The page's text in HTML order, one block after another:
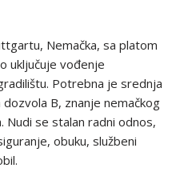
Nemačka, sa platom
uključuje vođenje
Potrebna je srednja
B, znanje nemačkog
Nudi se stalan radni odnos,
obuku, službeni